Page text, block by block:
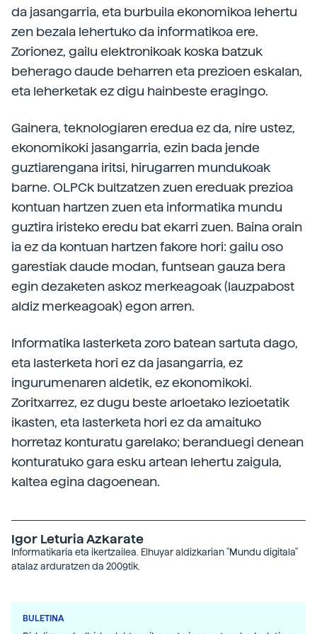
da jasangarria, eta burbuila ekonomikoa lehertu
zen bezala lehertuko da informatikoa ere.
Zorionez, gailu elektronikoak koska batzuk
beherago daude beharren eta prezioen eskalan,
eta leherketak ez digu hainbeste eragingo.
Gainera, teknologiaren eredua ez da, nire ustez,
ekonomikoki jasangarria, ezin bada jende
guztiarengana iritsi, hirugarren mundukoak
barne. OLPCk bultzatzen zuen ereduak prezioa
kontuan hartzen zuen eta informatika mundu
guztira iristeko eredu bat ekarri zuen. Baina orain
ia ez da kontuan hartzen fakore hori: gailu oso
garestiak daude modan, funtsean gauza bera
egin dezaketen askoz merkeagoak (lauzpabost
aldiz merkeagoak) egon arren.
Informatika lasterketa zoro batean sartuta dago,
eta lasterketa hori ez da jasangarria, ez
ingurumenaren aldetik, ez ekonomikoki.
Zoritxarrez, ez dugu beste arloetako lezioetatik
ikasten, eta lasterketa hori ez da amaituko
horretaz konturatu garelako; beranduegi denean
konturatuko gara esku artean lehertu zaigula,
kaltea egina dagoenean.
Igor Leturia Azkarate
Informatikaria eta ikertzailea. Elhuyar aldizkarian "Mundu digitala"
atalaz arduratzen da 2009tik.
BULETINA